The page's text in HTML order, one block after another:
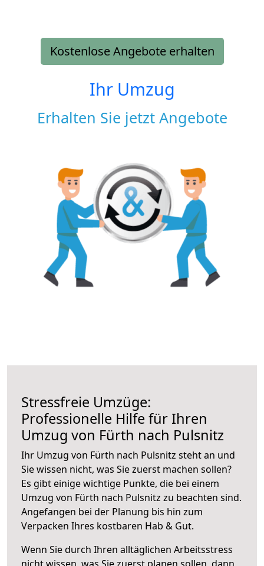
Kostenlose Angebote erhalten
Ihr Umzug
Erhalten Sie jetzt Angebote
Stressfreie Umzüge:
Professionelle Hilfe für Ihren
Umzug von Fürth nach Pulsnitz
Ihr Umzug von Fürth nach Pulsnitz steht an und
Sie wissen nicht, was Sie zuerst machen sollen?
Es gibt einige wichtige Punkte, die bei einem
Umzug von Fürth nach Pulsnitz zu beachten sind.
Angefangen bei der Planung bis hin zum
Verpacken Ihres kostbaren Hab & Gut.
Wenn Sie durch Ihren alltäglichen Arbeitsstress